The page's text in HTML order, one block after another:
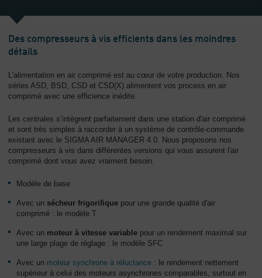
L'entreprise
Aperçu
général
Des compresseurs à vis efficients dans les moindres
détails
L'alimentation en air comprimé est au cœur de votre production. Nos
séries ASD, BSD, CSD et CSD(X) alimentent vos process en air
comprimé avec une efficience inédite.
Les centrales s’intègrent parfaitement dans une station d'air comprimé
et sont très simples à raccorder à un système de contrôle-commande
existant avec le SIGMA AIR MANAGER 4.0. Nous proposons nos
compresseurs à vis dans différentes versions qui vous assurent l'air
comprimé dont vous avez vraiment besoin.
Modèle de base
Avec un sécheur frigorifique pour une grande qualité d'air
comprimé : le modèle T
Avec un moteur à vitesse variable pour un rendement maximal sur
une large plage de réglage : le modèle SFC
Avec un moteur synchrone à réluctance : le rendement nettement
supérieur à celui des moteurs asynchrones comparables, surtout en